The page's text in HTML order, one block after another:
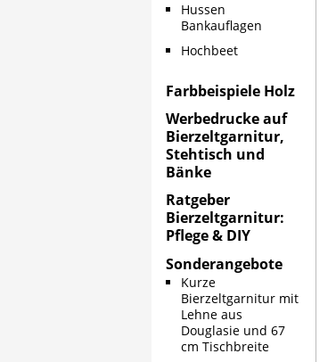
Hussen
Bankauflagen
Hochbeet
Farbbeispiele Holz
Werbedrucke auf
Bierzeltgarnitur,
Stehtisch und
Bänke
Ratgeber
Bierzeltgarnitur:
Pflege & DIY
Sonderangebote
Kurze
Bierzeltgarnitur mit
Lehne aus
Douglasie und 67
cm Tischbreite